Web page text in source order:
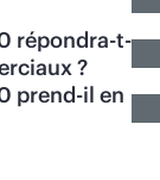
répondra-t-
?
prend-il en